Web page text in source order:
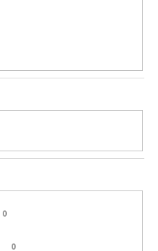
0
0